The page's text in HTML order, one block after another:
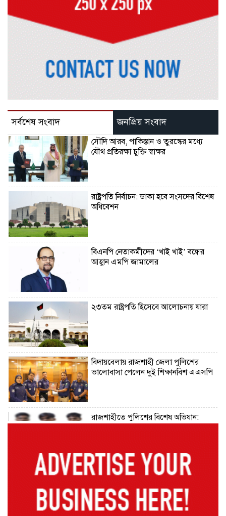
সর্বশেষ সংবাদ জনপ্রিয় সংবাদ
সৌদি আরব, পাকিস্তান ও তুরস্কের মধ্যে
যৌথ প্রতিরক্ষা চুক্তি স্বাক্ষর
রাষ্ট্রপতি নির্বাচন: ডাকা হবে সংসদের বিশেষ
অধিবেশন
বিএনপি নেতাকর্মীদের ‘খাই খাই’ বন্ধের
আহ্বান এমপি জামালের
২৩তম রাষ্ট্রপতি হিসেবে আলোচনায় যারা
বিদায়বেলায় রাজশাহী জেলা পুলিশের
ভালোবাসা পেলেন দুই শিক্ষানবিশ এএসপি
রাজশাহীতে পুলিশের বিশেষ অভিযান:
নদীদূষণ রোধে সমন্বিত পদক্ষেপ গ্রহণে